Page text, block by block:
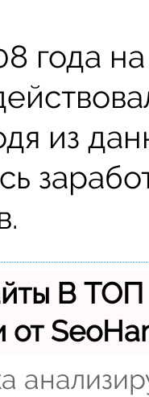
года
из
В
от